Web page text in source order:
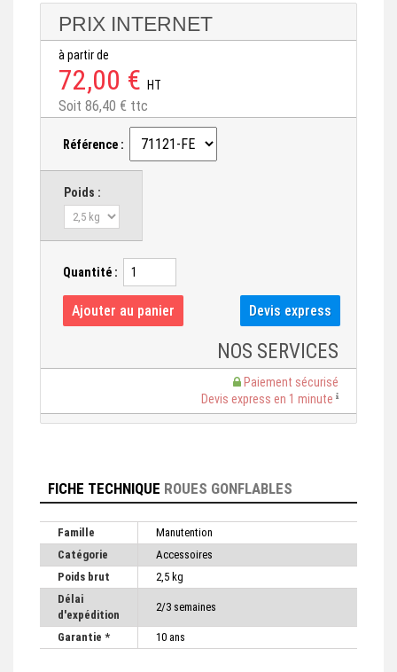
PRIX INTERNET
à partir de
72,00 € HT
Soit 86,40 € ttc
Référence :
Poids :
Quantité :
NOS SERVICES
Paiement sécurisé
Devis express en 1 minute
FICHE TECHNIQUE ROUES GONFLABLES
Famille
Manutention
Catégorie
Accessoires
Poids brut
2,5 kg
Délai
d'expédition
2/3 semaines
Garantie * 10 ans